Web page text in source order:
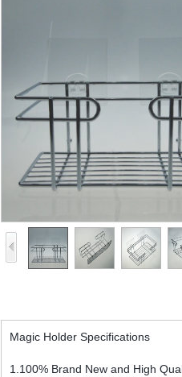
Magic Holder Specifications
1.100% Brand New and High